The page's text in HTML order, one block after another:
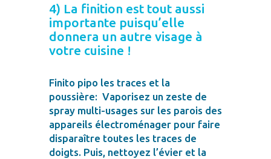
4) La finition est tout aussi
importante puisqu’elle
donnera un autre visage à
votre cuisine !
Finito pipo les traces et la
poussière: Vaporisez un zeste de
spray multi-usages sur les parois des
appareils électroménager pour faire
disparaître toutes les traces de
doigts. Puis, nettoyez l’évier et la